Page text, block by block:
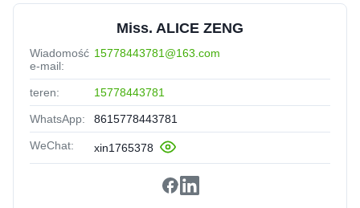
Miss. ALICE ZENG
Wiadomość
e-mail:
15778443781@163.com
teren: 15778443781
WhatsApp: 8615778443781
WeChat: xin1765378